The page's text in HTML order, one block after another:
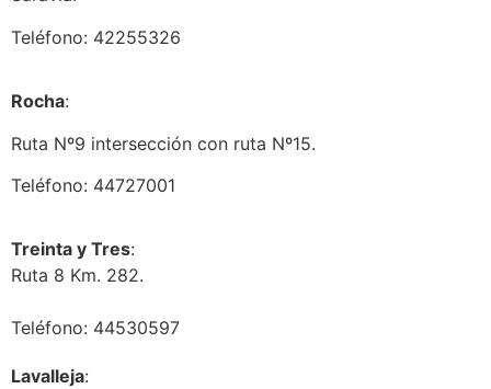
Teléfono: 42255326
Rocha:
Ruta Nº9 intersección con ruta Nº15.
Teléfono: 44727001
Treinta y Tres:
Ruta 8 Km. 282.
Teléfono: 44530597
Lavalleja: